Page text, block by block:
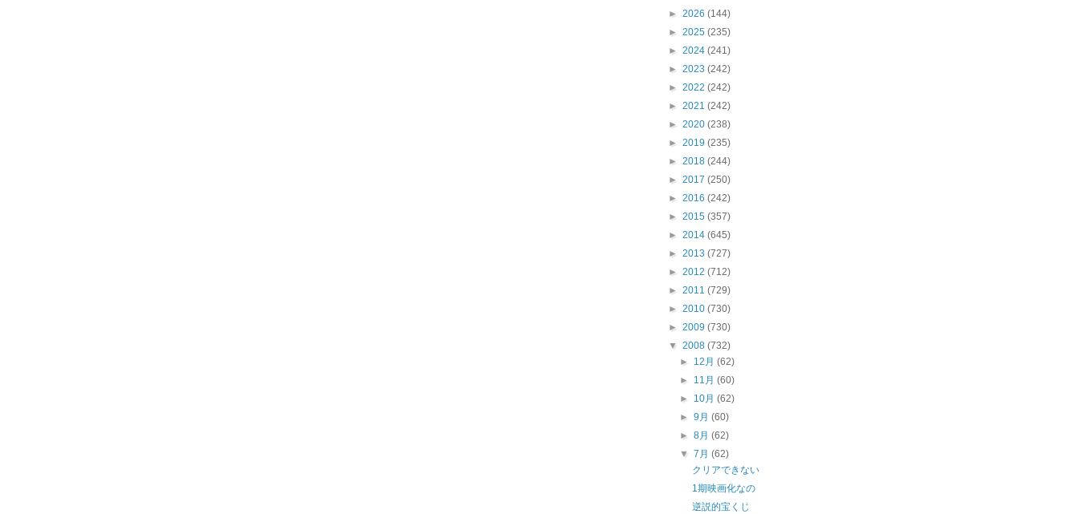
► 2026 (144)
► 2025 (235)
► 2024 (241)
► 2023 (242)
► 2022 (242)
► 2021 (242)
► 2020 (238)
► 2019 (235)
► 2018 (244)
► 2017 (250)
► 2016 (242)
► 2015 (357)
► 2014 (645)
► 2013 (727)
► 2012 (712)
► 2011 (729)
► 2010 (730)
► 2009 (730)
▼ 2008 (732)
► 12月(62)
► 11月(60)
► 10月(62)
►9月(60)
►8月(62)
▼7月(62)
クリアできない
1期映画化なの
逆説的宝くじ